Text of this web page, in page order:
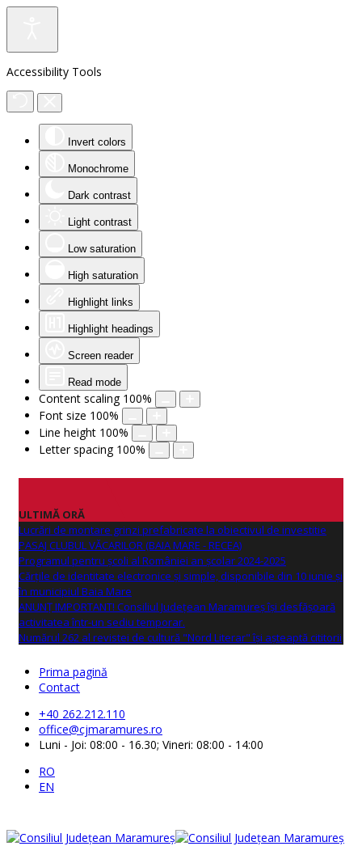
Accessibility Tools
Invert colors
Monochrome
Dark contrast
Light contrast
Low saturation
High saturation
Highlight links
Highlight headings
Screen reader
Read mode
Content scaling 100%
Font size 100%
Line height 100%
Letter spacing 100%
ULTIMĂ ORĂ
Lucrări de montare grinzi prefabricate la obiectivul de investitie
PASAJ CLUBUL VĂCARILOR (BAIA MARE - RECEA)
Programul pentru școli al României an școlar 2024-2025
Cărțile de identitate electronice și simple, disponibile din 10 iunie și
în municipiul Baia Mare
ANUNŢ IMPORTANT! Consiliul Județean Maramureș își desfășoară
activitatea într-un sediu temporar.
Numărul 262 al revistei de cultură "Nord Literar" își așteaptă cititorii
Prima pagină
Contact
+40 262.212.110
office@cjmaramures.ro
Luni - Joi: 08:00 - 16.30; Vineri: 08:00 - 14:00
RO
EN